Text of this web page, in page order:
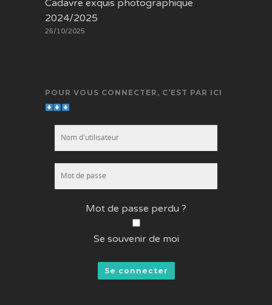
Cadavre exquis photographique
2024/2025
26/10/2025
POUR VOUS CONNECTER, C’EST PAR ICI
Mot de passe perdu ?
Se souvenir de moi